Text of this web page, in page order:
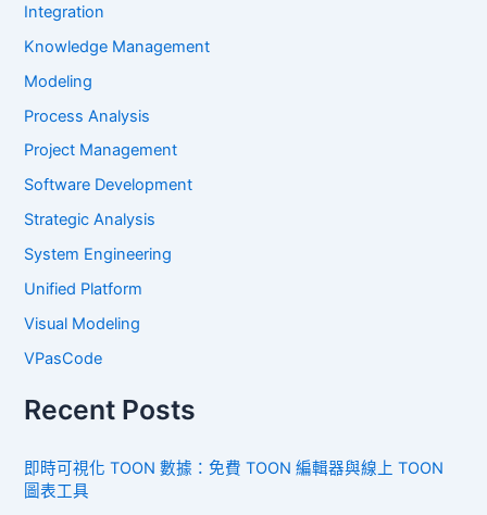
Integration
Knowledge Management
Modeling
Process Analysis
Project Management
Software Development
Strategic Analysis
System Engineering
Unified Platform
Visual Modeling
VPasCode
Recent Posts
即時可視化 TOON 數據：免費 TOON 編輯器與線上 TOON
圖表工具